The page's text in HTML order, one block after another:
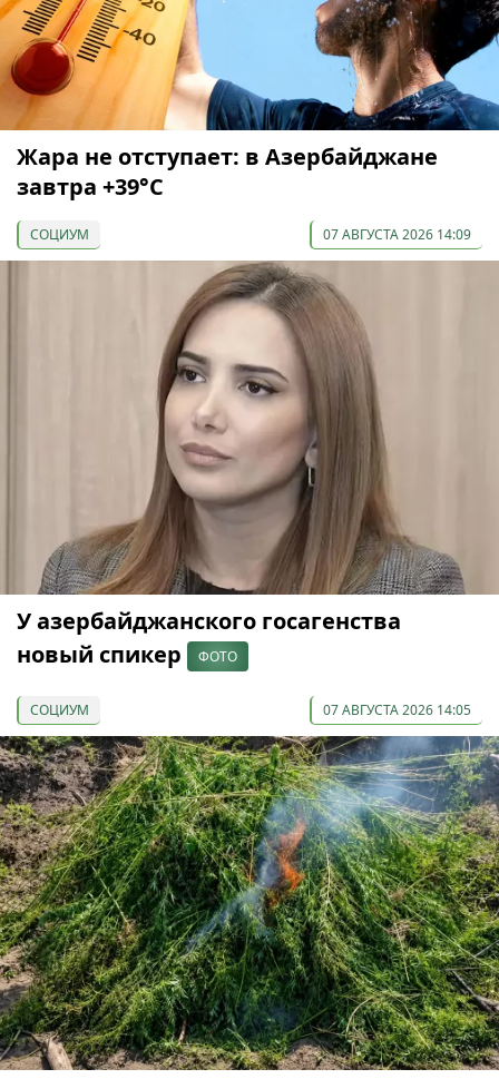
Жара не отступает: в Азербайджане
завтра +39°С
СОЦИУМ 07 АВГУСТА 2026 14:09
У азербайджанского госагенства
новый спикер
ФОТО
СОЦИУМ 07 АВГУСТА 2026 14:05